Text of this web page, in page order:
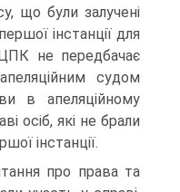
що були залучені
інстанції для
не передбачає
судом
в апеляційному
осіб, які не брали
інстанції.
про права та